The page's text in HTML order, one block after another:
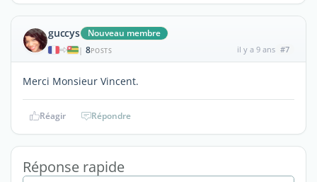
guccys Nouveau membre
| 8POSTS il y a 9 ans #7
Merci Monsieur Vincent.
Réagir Répondre
Réponse rapide